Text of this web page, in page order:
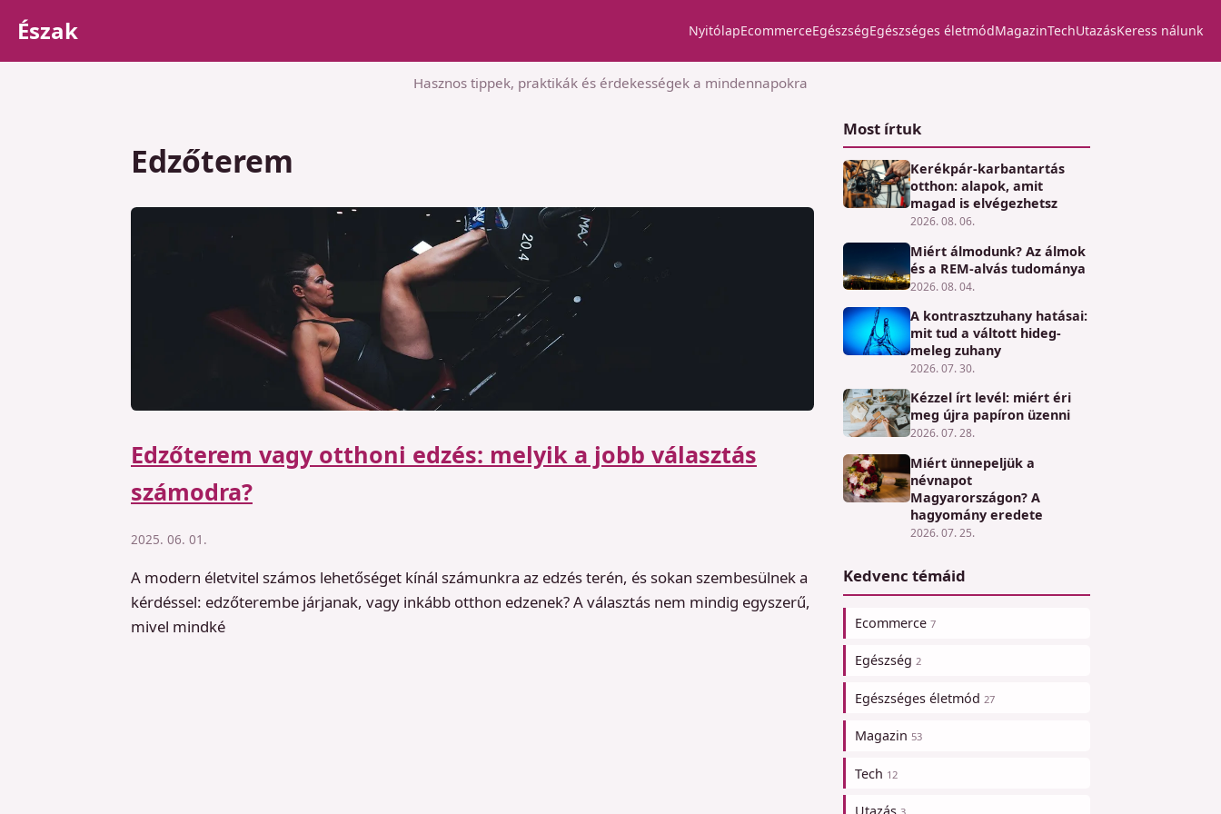
Észak NyitólapEcommerceEgészségEgészséges életmódMagazinTechUtazásKeress nálunk
Hasznos tippek, praktikák és érdekességek a mindennapokra
Edzőterem
Edzőterem vagy otthoni edzés: melyik a jobb választás
számodra?
2025. 06. 01.
A modern életvitel számos lehetőséget kínál számunkra az edzés terén, és sokan szembesülnek a
kérdéssel: edzőterembe járjanak, vagy inkább otthon edzenek? A választás nem mindig egyszerű,
mivel mindké
Most írtuk
Kerékpár-karbantartás
otthon: alapok, amit
magad is elvégezhetsz
2026. 08. 06.
Miért álmodunk? Az álmok
és a REM-alvás tudománya
2026. 08. 04.
A kontrasztzuhany hatásai:
mit tud a váltott hideg-
meleg zuhany
2026. 07. 30.
Kézzel írt levél: miért éri
meg újra papíron üzenni
2026. 07. 28.
Miért ünnepeljük a
névnapot
Magyarországon? A
hagyomány eredete
2026. 07. 25.
Kedvenc témáid
Ecommerce 7
Egészség 2
Egészséges életmód 27
Magazin 53
Tech 12